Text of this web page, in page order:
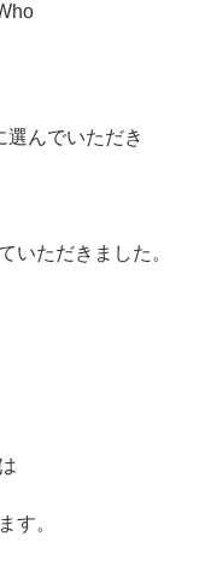
んでいただき
いただきました。
す。